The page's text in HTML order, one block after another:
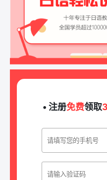
• 注册免费领取